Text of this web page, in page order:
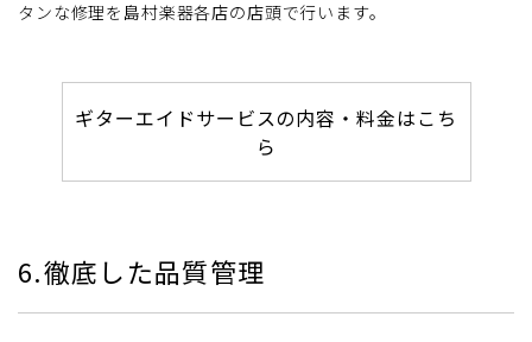
タンな修理を島村楽器各店の店頭で行います。
ギターエイドサービスの内容・料金はこち
ら
6.徹底した品質管理